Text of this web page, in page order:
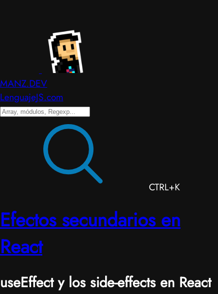
MANZ.DEV
LenguajeJS.com
CTRL+K
Efectos secundarios en
React
useEffect y los side-effects en React|